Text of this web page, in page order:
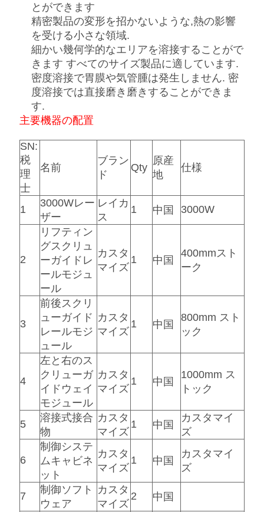
PRIVACY
POLICY
とができます
精密製品の変形を招かないような,熱の影響
を受ける小さな領域.
細かい幾何学的なエリアを溶接することがで
きます すべてのサイズ製品に適しています.
密度溶接で胃膜や気管腫は発生しません. 密
度溶接では直接磨き磨きすることができま
す.
主要機器の配置
SN:
税
理
士
名前
ブラン
ド
Qty
原産
地
仕様
1
3000Wレー
ザー
レイカ
ス
1 中国 3000W
2
リフティン
グスクリュ
ーガイドレ
ールモジュ
ール
カスタ
マイズ
1 中国
400mmスト
ーク
3
前後スクリ
ューガイド
レールモジ
ュール
カスタ
マイズ
1 中国
800mm スト
ック
4
左と右のス
クリューガ
イドウェイ
モジュール
カスタ
マイズ
1 中国
1000mm ス
トック
5
溶接式接合
物
カスタ
マイズ
1 中国
カスタマイ
ズ
6
制御システ
ムキャビネ
ット
カスタ
マイズ
1 中国
カスタマイ
ズ
7
制御ソフト
ウェア
カスタ
マイズ
2 中国